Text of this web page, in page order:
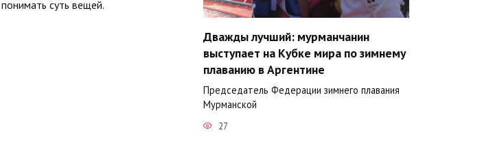
суть вещей.
Дважды лучший: мурманчанин
выступает на Кубке мира по зимнему
плаванию в Аргентине
Председатель Федерации зимнего плавания
Мурманской
27